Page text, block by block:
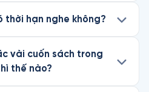
thời hạn nghe không?
vài cuốn sách trong
thế nào?